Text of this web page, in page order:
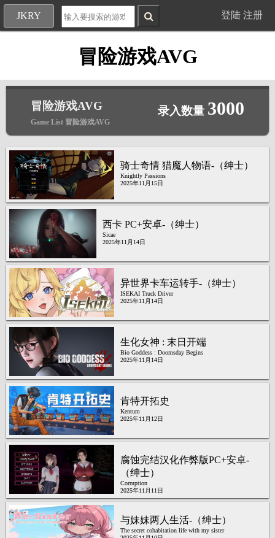
JKRY 登陆 注册
冒险游戏AVG
冒险游戏AVG
Game List 冒险游戏AVG
录入数量 3000
骑士奇情 猎魔人物语-（绅士）
Knightly Passions
2025年11月15日
西卡 PC+安卓-（绅士）
Sicae
2025年11月14日
异世界卡车运转手-（绅士）
ISEKAI Truck Driver
2025年11月14日
生化女神 : 末日开端
Bio Goddess : Doomsday Begins
2025年11月14日
肯特开拓史
Kentum
2025年11月12日
腐蚀完结汉化作弊版PC+安卓-
（绅士）
Corruption
2025年11月11日
与妹妹两人生活-（绅士）
The secret cohabitation life with my sister